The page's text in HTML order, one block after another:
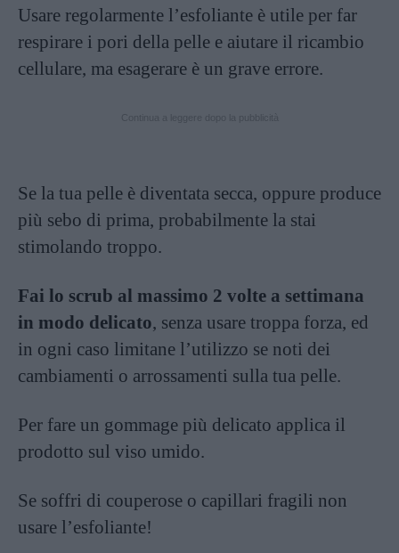
Usare regolarmente l’esfoliante è utile per far
respirare i pori della pelle e aiutare il ricambio
cellulare, ma esagerare è un grave errore.
Se la tua pelle è diventata secca, oppure produce
più sebo di prima, probabilmente la stai
stimolando troppo.
Fai lo scrub al massimo 2 volte a settimana
in modo delicato, senza usare troppa forza, ed
in ogni caso limitane l’utilizzo se noti dei
cambiamenti o arrossamenti sulla tua pelle.
Per fare un gommage più delicato applica il
prodotto sul viso umido.
Se soffri di couperose o capillari fragili non
usare l’esfoliante!